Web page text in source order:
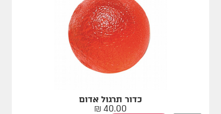
כדור תרגול אדום
40.00
₪